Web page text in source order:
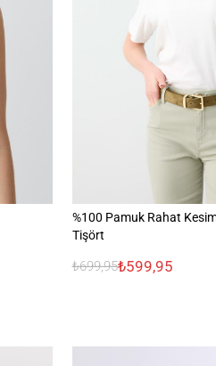
%100 Pamuk Rahat
Tişört
₺699,95₺599,95